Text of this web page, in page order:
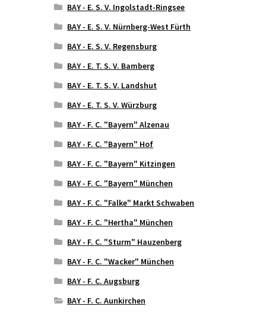
BAY - E. S. V. Ingolstadt-Ringsee
BAY - E. S. V. Nürnberg-West Fürth
BAY - E. S. V. Regensburg
BAY - E. T. S. V. Bamberg
BAY - E. T. S. V. Landshut
BAY - E. T. S. V. Würzburg
BAY - F. C. "Bayern" Alzenau
BAY - F. C. "Bayern" Hof
BAY - F. C. "Bayern" Kitzingen
BAY - F. C. "Bayern" München
BAY - F. C. "Falke" Markt Schwaben
BAY - F. C. "Hertha" München
BAY - F. C. "Sturm" Hauzenberg
BAY - F. C. "Wacker" München
BAY - F. C. Augsburg
BAY - F. C. Aunkirchen